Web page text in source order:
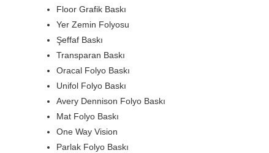
Floor Grafik Baskı
Yer Zemin Folyosu
Şeffaf Baskı
Transparan Baskı
Oracal Folyo Baskı
Unifol Folyo Baskı
Avery Dennison Folyo Baskı
Mat Folyo Baskı
One Way Vision
Parlak Folyo Baskı